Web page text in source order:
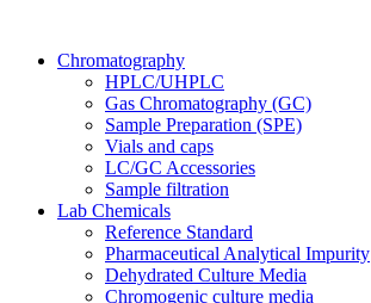
Chromatography
HPLC/UHPLC
Gas Chromatography (GC)
Sample Preparation (SPE)
Vials and caps
LC/GC Accessories
Sample filtration
Lab Chemicals
Reference Standard
Pharmaceutical Analytical Impurity
Dehydrated Culture Media
Chromogenic culture media